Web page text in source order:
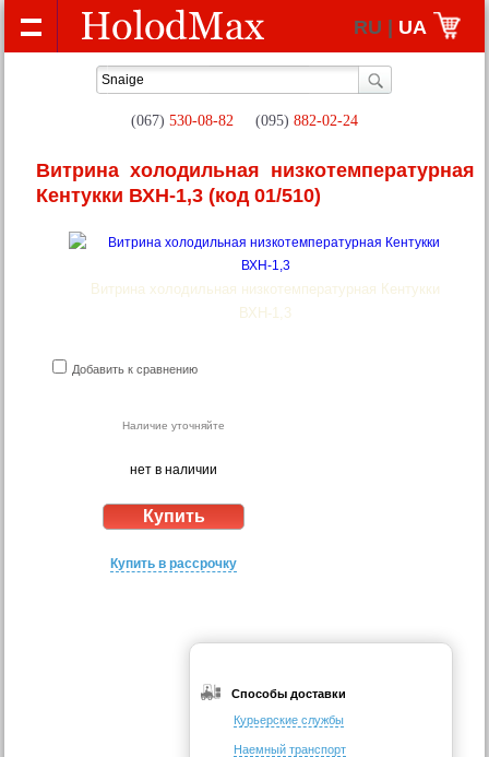
RU | UA
(067) 530-08-82 (095) 882-02-24
Витрина холодильная низкотемпературная
Кентукки ВХН-1,3 (код 01/510)
Витрина холодильная низкотемпературная Кентукки
ВХН-1,3
Добавить к сравнению
Наличие уточняйте
нет в наличии
Купить в рассрочку
Способы доставки
Курьерские службы
Наемный транспорт